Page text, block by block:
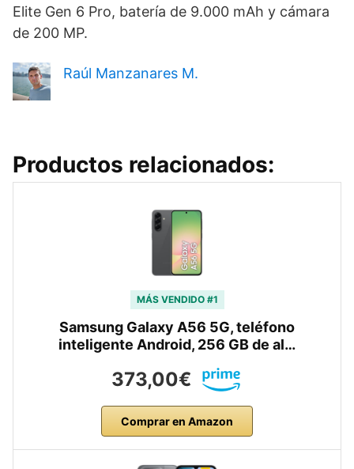
Elite Gen 6 Pro, batería de 9.000 mAh y cámara
de 200 MP.
Raúl Manzanares M.
Productos relacionados:
MÁS VENDIDO #1
Samsung Galaxy A56 5G, teléfono
inteligente Android, 256 GB de al…
373,00€
Comprar en Amazon